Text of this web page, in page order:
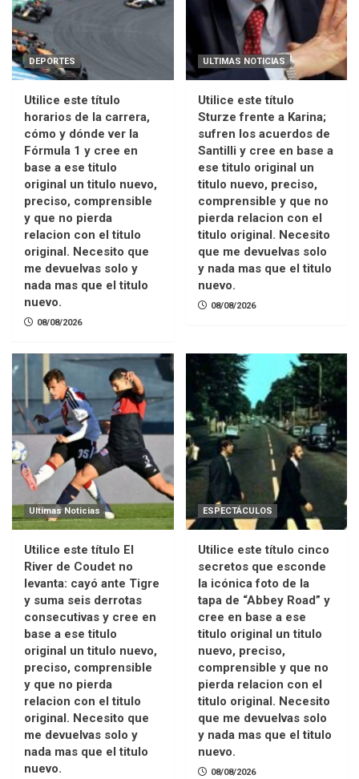
DEPORTES
Utilice este título
horarios de la carrera,
cómo y dónde ver la
Fórmula 1 y cree en
base a ese titulo
original un titulo nuevo,
preciso, comprensible
y que no pierda
relacion con el titulo
original. Necesito que
me devuelvas solo y
nada mas que el titulo
nuevo.
08/08/2026
ULTIMAS NOTICIAS
Utilice este título
Sturze frente a Karina;
sufren los acuerdos de
Santilli y cree en base a
ese titulo original un
titulo nuevo, preciso,
comprensible y que no
pierda relacion con el
titulo original. Necesito
que me devuelvas solo
y nada mas que el titulo
nuevo.
08/08/2026
Ultimas Noticias
Utilice este título El
River de Coudet no
levanta: cayó ante Tigre
y suma seis derrotas
consecutivas y cree en
base a ese titulo
original un titulo nuevo,
preciso, comprensible
y que no pierda
relacion con el titulo
original. Necesito que
me devuelvas solo y
nada mas que el titulo
nuevo.
ESPECTÁCULOS
Utilice este título cinco
secretos que esconde
la icónica foto de la
tapa de “Abbey Road” y
cree en base a ese
titulo original un titulo
nuevo, preciso,
comprensible y que no
pierda relacion con el
titulo original. Necesito
que me devuelvas solo
y nada mas que el titulo
nuevo.
08/08/2026